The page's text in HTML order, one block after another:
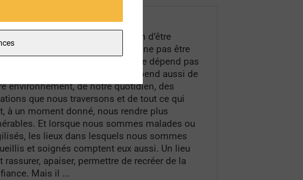
ous est-il déjà arrivé d’avoir besoin d’être
tout en ayant le sentiment de ne pas être
écouté ? Car notre santé ne dépend pas
de notre médecin. Elle dépend aussi de
environnement, de notre quotidien, des
que nous traversons et de tout ce qui
à un moment donné, nous rendre plus
Et lorsque nous sommes malades ou
les lieux dans lesquels nous sommes
et soignés comptent eux aussi. Un lieu
rassurer, apaiser, permettre de recréer de la
Mais il ...